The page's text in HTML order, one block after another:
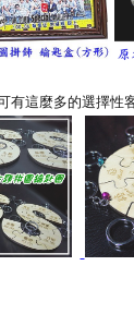
這麼多的選擇性